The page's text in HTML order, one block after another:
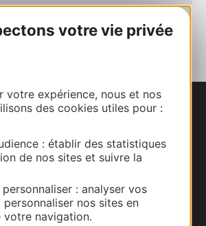
votre vie privée
votre expérience, nous et nos
des cookies utiles pour :
: établir des statistiques
de nos sites et suivre la
: analyser vos
nos sites en
navigation.